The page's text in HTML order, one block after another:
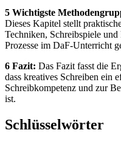
5 Wichtigste
Dieses Kapitel stellt
Techniken, Schreibspiele
Prozesse im DaF-Unterricht
6 Fazit: Das Fazit fasst die
dass kreatives Schreiben ein
Schreibkompetenz und zur
ist.
Schlüsselwörter